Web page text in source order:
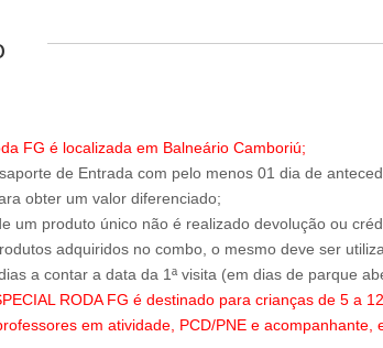
FG é localizada em Balneário Camboriú;
de Entrada com pelo menos 01 dia de
obter um valor diferenciado;
um produto único não é realizado devolução ou
adquiridos no combo, o mesmo deve ser
RODA FG é destinado para crianças de 5 a
em atividade, PCD/PNE e acompanhante,